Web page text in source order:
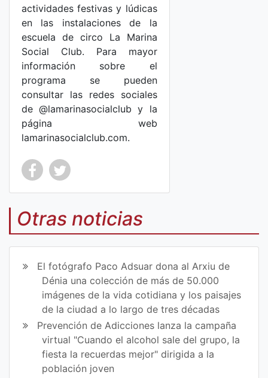
actividades festivas y lúdicas
en las instalaciones de la
escuela de circo La Marina
Social Club. Para mayor
información sobre el
programa se pueden
consultar las redes sociales
de @lamarinasocialclub y la
página web
lamarinasocialclub.com.
Co
mp
art
en
Fa
ce
bo
ok
Co
mp
art
ir
en
Tw
itt
er
Otras noticias
El fotógrafo Paco Adsuar dona al Arxiu de
Dénia una colección de más de 50.000
imágenes de la vida cotidiana y los paisajes
de la ciudad a lo largo de tres décadas
Prevención de Adicciones lanza la campaña
virtual "Cuando el alcohol sale del grupo, la
fiesta la recuerdas mejor" dirigida a la
población joven